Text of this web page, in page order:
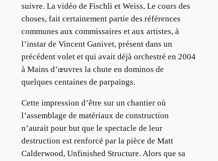
suivre. La vidéo de Fischli et Weiss, Le cours des
choses, fait certainement partie des références
communes aux commissaires et aux artistes, à
l’instar de Vincent Ganivet, présent dans un
précédent volet et qui avait déjà orchestré en 2004
à Mains d’œuvres la chute en dominos de
quelques centaines de parpaings.
Cette impression d’être sur un chantier où
l’assemblage de matériaux de construction
n’aurait pour but que le spectacle de leur
destruction est renforcé par la pièce de Matt
Calderwood, Unfinished Structure. Alors que sa